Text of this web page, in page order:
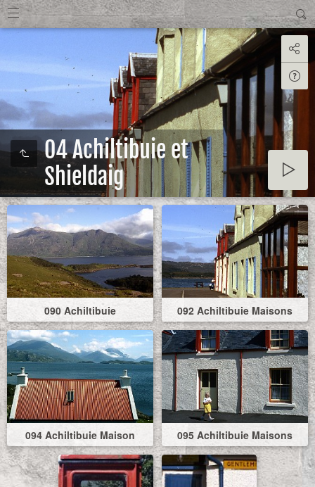
04 Achiltibuie et
Shieldaig
090 Achiltibuie 092 Achiltibuie Maisons
094 Achiltibuie Maison 095 Achiltibuie Maisons